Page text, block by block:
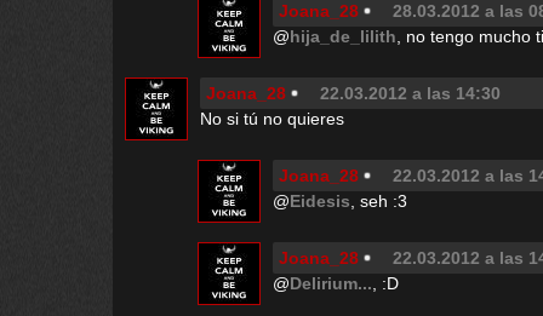
Joana_28
28.03.2012 a las
@hija_de_lilith , no tengo mucho
Joana_28
22.03.2012 a las 14:30
No si tú no quieres
Joana_28
22.03.2012 a las
@Eidesis , seh :3
Joana_28
22.03.2012 a las
@Delirium... , :D